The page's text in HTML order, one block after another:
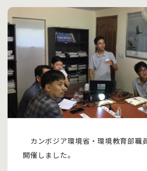
カンボジア環境省・環境教育部職
開催しました。